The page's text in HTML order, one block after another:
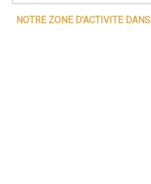
NOTRE ZONE D'ACTIVITE DANS